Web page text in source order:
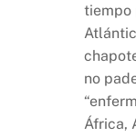
tiempo
no
África,